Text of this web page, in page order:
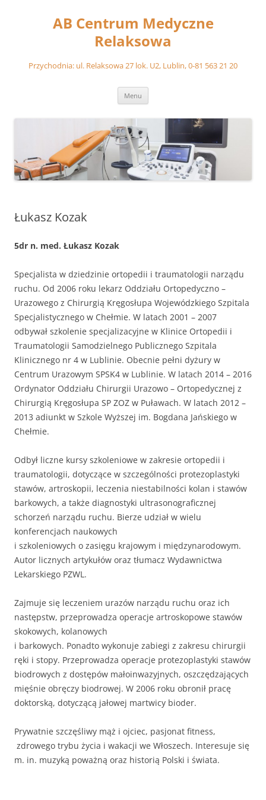
AB Centrum Medyczne
Relaksowa
Przychodnia: ul. Relaksowa 27 lok. U2, Lublin, 0-81 563 21 20
Menu
Łukasz Kozak
5dr n. med. Łukasz Kozak
Specjalista w dziedzinie ortopedii i traumatologii narządu
ruchu. Od 2006 roku lekarz Oddziału Ortopedyczno –
Urazowego z Chirurgią Kręgosłupa Wojewódzkiego Szpitala
Specjalistycznego w Chełmie. W latach 2001 – 2007
odbywał szkolenie specjalizacyjne w Klinice Ortopedii i
Traumatologii Samodzielnego Publicznego Szpitala
Klinicznego nr 4 w Lublinie. Obecnie pełni dyżury w
Centrum Urazowym SPSK4 w Lublinie. W latach 2014 – 2016
Ordynator Oddziału Chirurgii Urazowo – Ortopedycznej z
Chirurgią Kręgosłupa SP ZOZ w Puławach. W latach 2012 –
2013 adiunkt w Szkole Wyższej im. Bogdana Jańskiego w
Chełmie.
Odbył liczne kursy szkoleniowe w zakresie ortopedii i
traumatologii, dotyczące w szczególności protezoplastyki
stawów, artroskopii, leczenia niestabilności kolan i stawów
barkowych, a także diagnostyki ultrasonograficznej
schorzeń narządu ruchu. Bierze udział w wielu
konferencjach naukowych
i szkoleniowych o zasięgu krajowym i międzynarodowym.
Autor licznych artykułów oraz tłumacz Wydawnictwa
Lekarskiego PZWL.
Zajmuje się leczeniem urazów narządu ruchu oraz ich
następstw, przeprowadza operacje artroskopowe stawów
skokowych, kolanowych
i barkowych. Ponadto wykonuje zabiegi z zakresu chirurgii
ręki i stopy. Przeprowadza operacje protezoplastyki stawów
biodrowych z dostępów małoinwazyjnych, oszczędzających
mięśnie obręczy biodrowej. W 2006 roku obronił pracę
doktorską, dotyczącą jałowej martwicy bioder.
Prywatnie szczęśliwy mąż i ojciec, pasjonat fitness,
zdrowego trybu życia i wakacji we Włoszech. Interesuje się
m. in. muzyką poważną oraz historią Polski i świata.